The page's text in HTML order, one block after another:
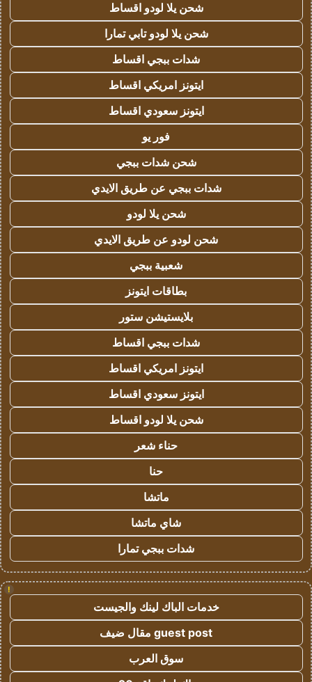
شحن يلا لودو اقساط
شحن يلا لودو تابي تمارا
شدات ببجي اقساط
ايتونز امريكي اقساط
ايتونز سعودي اقساط
فور يو
شحن شدات ببجي
شدات ببجي عن طريق الايدي
شحن يلا لودو
شحن لودو عن طريق الايدي
شعبية ببجي
بطاقات ايتونز
بلايستيشن ستور
شدات ببجي اقساط
ايتونز امريكي اقساط
ايتونز سعودي اقساط
شحن يلا لودو اقساط
حناء شعر
حنا
ماتشا
شاي ماتشا
شدات ببجي تمارا
!
خدمات الباك لينك والجيست
guest post مقال ضيف
سوق العرب